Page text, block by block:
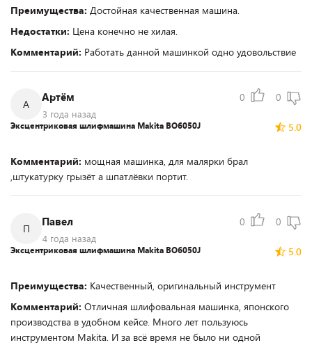
Преимущества: Достойная качественная машина.
Недостатки: Цена конечно не хилая.
Комментарий: Работать данной машинкой одно удовольствие
А
Артём
3 года назад
0 0
5.0
Эксцентриковая шлифмашина Makita BO6050J
Комментарий: мощная машинка, для малярки брал
,штукатурку грызёт а шпатлёвки портит.
П
Павел
4 года назад
0 0
5.0
Эксцентриковая шлифмашина Makita BO6050J
Преимущества: Качественный, оригинальный инструмент
Комментарий: Отличная шлифовальная машинка, японского
производства в удобном кейсе. Много лет пользуюсь
инструментом Makita. И за всё время не было ни одной